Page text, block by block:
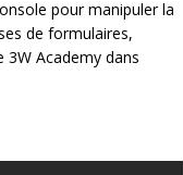
pour manipuler la
de formulaires,
Academy dans